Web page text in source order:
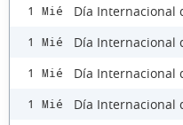
1 Mié Día Internacional
1 Mié Día Internacional
1 Mié Día Internacional
1 Mié Día Internacional